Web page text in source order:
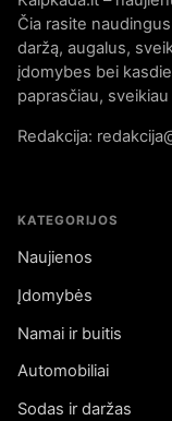
Čia rasite
daržą, augalus,
įdomybes bei
paprasčiau,
Redakcija:
KATEGORIJOS
Naujienos
Įdomybės
Namai ir buitis
Automobiliai
Sodas ir daržas